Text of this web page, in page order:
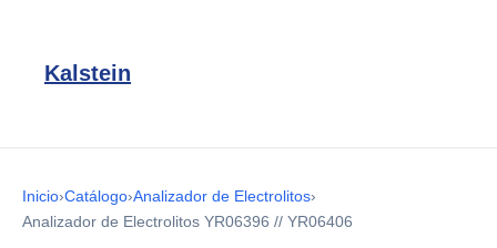
Kalstein
Inicio›Catálogo›Analizador de Electrolitos›
Analizador de Electrolitos YR06396 // YR06406